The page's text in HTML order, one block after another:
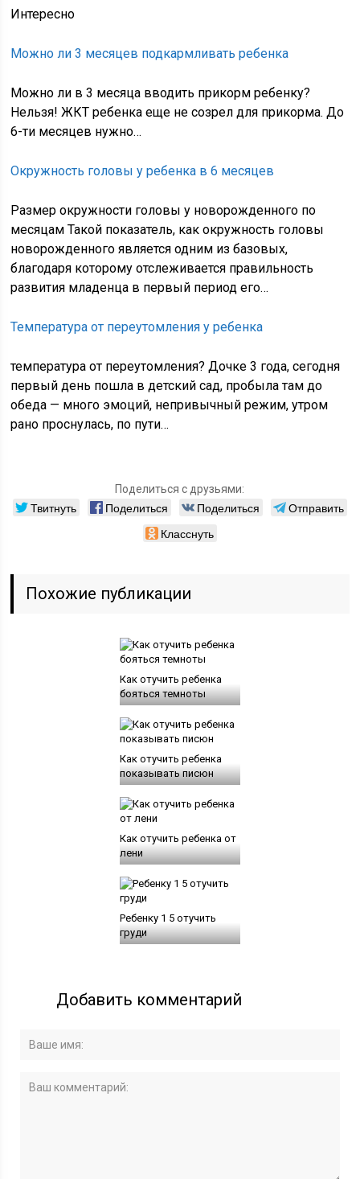
Интересно
Можно ли 3 месяцев подкармливать ребенка
Можно ли в 3 месяца вводить прикорм ребенку?
Нельзя! ЖКТ ребенка еще не созрел для прикорма. До
6-ти месяцев нужно…
Окружность головы у ребенка в 6 месяцев
Размер окружности головы у новорожденного по
месяцам Такой показатель, как окружность головы
новорожденного является одним из базовых,
благодаря которому отслеживается правильность
развития младенца в первый период его…
Температура от переутомления у ребенка
температура от переутомления? Дочке 3 года, сегодня
первый день пошла в детский сад, пробыла там до
обеда — много эмоций, непривычный режим, утром
рано проснулась, по пути…
Поделиться с друзьями:
Твитнуть Поделиться Поделиться
Отправить
Класснуть
Похожие публикации
Как отучить ребенка
бояться темноты
Как отучить ребенка
показывать писюн
Как отучить ребенка от
лени
Ребенку 1 5 отучить
груди
Добавить комментарий